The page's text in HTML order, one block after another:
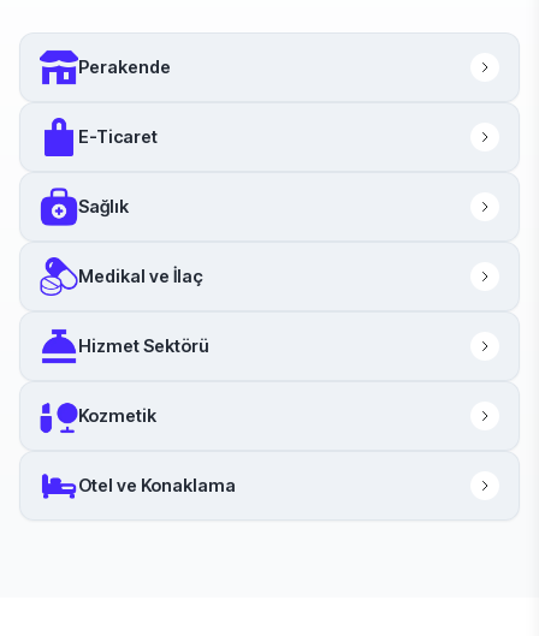
Perakende
E-Ticaret
Sağlık
Medikal ve İlaç
Hizmet Sektörü
Kozmetik
Otel ve Konaklama